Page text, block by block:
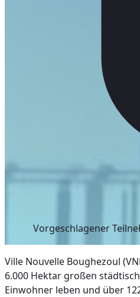
Vorgeschlagener
Ville Nouvelle Boughezoul
6.000 Hektar großen
Einwohner leben und über